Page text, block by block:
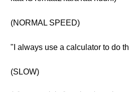
(NORMAL SPEED)
"I always use a calculator to do
(SLOW)